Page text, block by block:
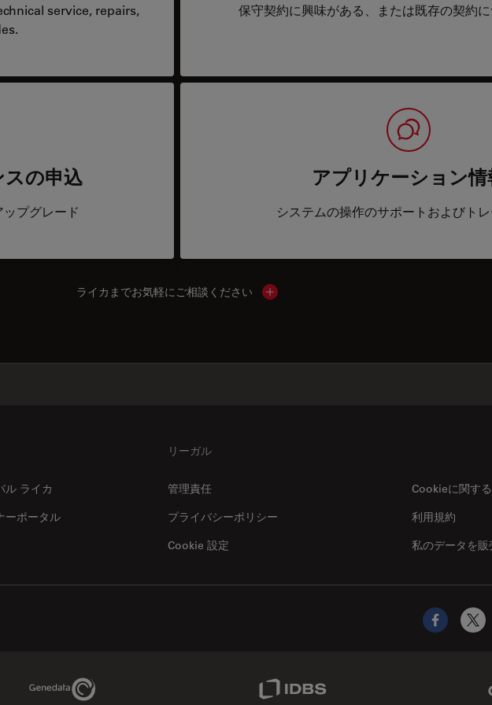
service, repairs,
保守契約に興味がある、または既存の契約
の申込
プグレード
アプリケーション情
システムの操作のサポートおよびト
ライカまでお気軽にご相談ください Show local contacts
ル ライカ
ーポータル
リーガル
管理責任
Cookieに関す
プライバシーポリシー
私のデータを
利用規約
Cookie 設定
Facebook
X
Genedata Link